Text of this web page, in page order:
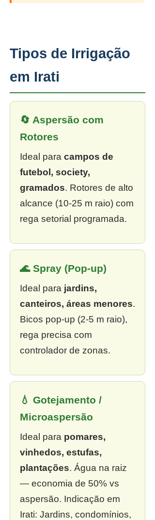
Tipos de Irrigação
em Irati
🔄 Aspersão com
Rotores
Ideal para campos de
futebol, society,
gramados. Rotores de alto
alcance (10-25 m raio) com
rega setorial programada.
🌊 Spray (Pop-up)
Ideal para jardins,
canteiros, áreas menores.
Bicos pop-up (2-5 m raio),
rega precisa com
controlador de zonas.
💧 Gotejamento /
Microaspersão
Ideal para pomares,
vinhedos, estufas,
plantações. Água na raiz
— economia de 50% vs
aspersão. Indicação em
Irati: Jardins, condomínios,